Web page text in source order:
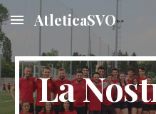
Skip to main content
AtleticaSVO
La